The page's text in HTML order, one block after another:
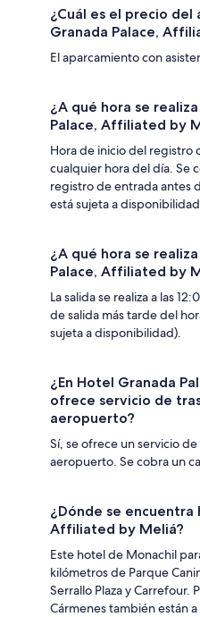
¿Cuál es el precio
Granada Palace,
El aparcamiento con
¿A qué hora se
Palace, Affiliated by
Hora de inicio del registro
cualquier hora del día. Se
registro de entrada antes
está sujeta a
¿A qué hora se
Palace, Affiliated by
La salida se realiza a las
de salida más tarde del
sujeta a disponibilidad).
¿En Hotel Granada
ofrece servicio de
aeropuerto?
Sí, se ofrece un servicio
aeropuerto. Se cobra un
¿Dónde se encuentra
Affiliated by Meliá?
Este hotel de Monachil
kilómetros de Parque
Serrallo Plaza y Carrefour.
Cármenes también están